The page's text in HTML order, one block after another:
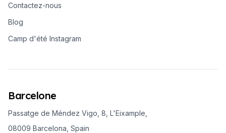
Contactez-nous
Blog
Camp d'été Instagram
Barcelone
Passatge de Méndez Vigo, 8, L'Eixample,
08009 Barcelona, Spain